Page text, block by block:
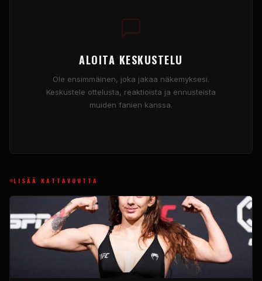
ALOITA KESKUSTELU
Ole ensimmäinen, joka jakaa näkemyksesi.
Keskustele ottelusta, reaktioista ja ennusteista
muiden fanien kanssa.
LISÄÄ KATTAVUUTTA